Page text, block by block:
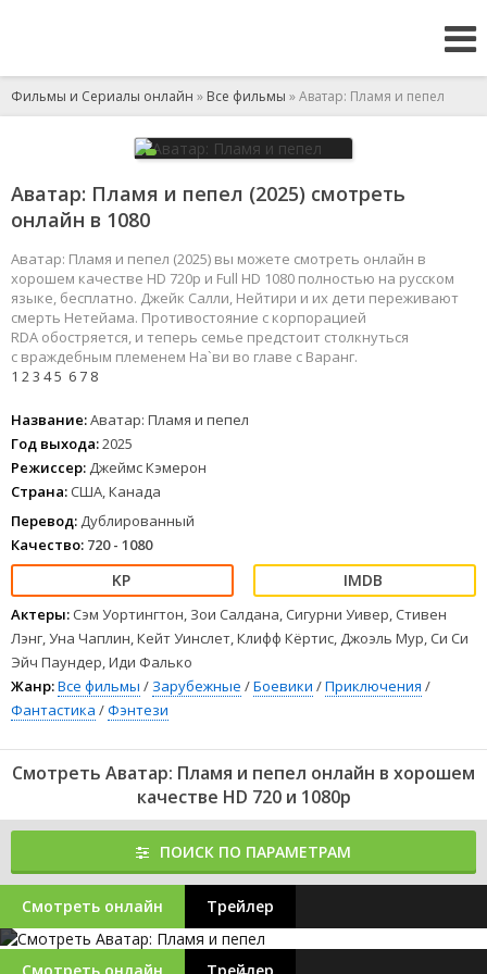
Фильмы и Сериалы онлайн » Все фильмы » Аватар: Пламя и пепел
Аватар: Пламя и пепел (2025) смотреть
онлайн в 1080
Аватар: Пламя и пепел (2025) вы можете смотреть онлайн в
хорошем качестве HD 720p и Full HD 1080 полностью на русском
языке, бесплатно. Джейк Салли, Нейтири и их дети переживают
смерть Нетейама. Противостояние с корпорацией
RDA обостряется, и теперь семье предстоит столкнуться
с враждебным племенем На`ви во главе с Варанг.
1 23 45 67 8
Название:Аватар: Пламя и пепел
Год выхода:2025
Режиссер: Джеймс Кэмерон
Страна: США, Канада
Перевод: Дублированный
Качество: 720 - 1080
Актеры: Сэм Уортингтон, Зои Салдана, Сигурни Уивер, Стивен
Лэнг, Уна Чаплин, Кейт Уинслет, Клифф Кёртис, Джоэль Мур, Си Си
Эйч Паундер, Иди Фалько
Жанр:Все фильмы / Зарубежные /Боевики /Приключения /
Фантастика /Фэнтези
Смотреть Аватар: Пламя и пепел онлайн в хорошем
качестве HD 720 и 1080p
ПОИСК ПО ПАРАМЕТРАМ
Смотреть онлайн Трейлер